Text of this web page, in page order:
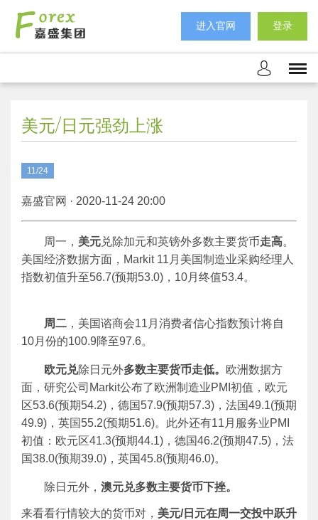
进入官网 登录
美元/日元强劲上涨
11/24
嘉盛官网 · 2020-11-24 20:00
周一， 美元兑除加元和英镑外多数主要货币走高。
美国经济数据方面，Markit 11月美国制造业采购经理人
指数初值升至56.7(预期53.0)，10月终值53.4。
周二 ，美国谘商会11月消费者信心指数预计将自
10月份的100.9降至97.6。
欧元兑除日元外多数主要货币走低。 欧洲数据方
面，研究公司Markit公布了欧洲制造业PMI初值，欧元
区53.6(预期54.2)，德国57.9(预期57.3)，法国49.1(预期
49.9)，英国55.2(预期51.6)。此外还有11月服务业PMI
初值：欧元区41.3(预期44.1)，德国46.2(预期47.5)，法
国38.0(预期39.0)，英国45.8(预期46.0)。
除日元外， 澳元兑多数主要货币下挫。
来看看行情较大的货币对， 美元/日元在周一交投中跃升